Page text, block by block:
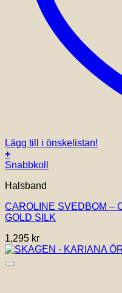
Lägg till i önskelistan!
+
Snabbkoll
Halsband
CAROLINE SVEDBOM –
GOLD SILK
1,295 kr